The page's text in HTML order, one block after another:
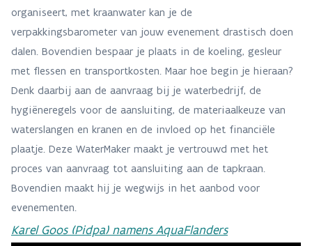
organiseert, met kraanwater kan je de
verpakkingsbarometer van jouw evenement drastisch doen
dalen. Bovendien bespaar je plaats in de koeling, gesleur
met flessen en transportkosten. Maar hoe begin je hieraan?
Denk daarbij aan de aanvraag bij je waterbedrijf, de
hygiëneregels voor de aansluiting, de materiaalkeuze van
waterslangen en kranen en de invloed op het financiële
plaatje. Deze WaterMaker maakt je vertrouwd met het
proces van aanvraag tot aansluiting aan de tapkraan.
Bovendien maakt hij je wegwijs in het aanbod voor
evenementen.
Karel Goos (Pidpa) namens AquaFlanders